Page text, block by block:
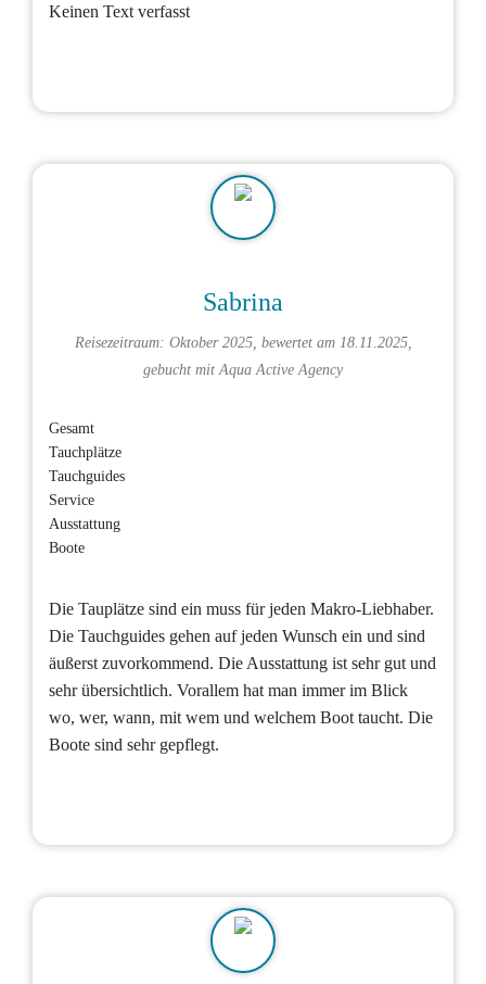
Keinen Text verfasst
Sabrina
Reisezeitraum: Oktober 2025, bewertet am 18.11.2025,
gebucht mit Aqua Active Agency
Gesamt
Tauchplätze
Tauchguides
Service
Ausstattung
Boote
Die Tauplätze sind ein muss für jeden Makro-Liebhaber.
Die Tauchguides gehen auf jeden Wunsch ein und sind
äußerst zuvorkommend. Die Ausstattung ist sehr gut und
sehr übersichtlich. Vorallem hat man immer im Blick
wo, wer, wann, mit wem und welchem Boot taucht. Die
Boote sind sehr gepflegt.